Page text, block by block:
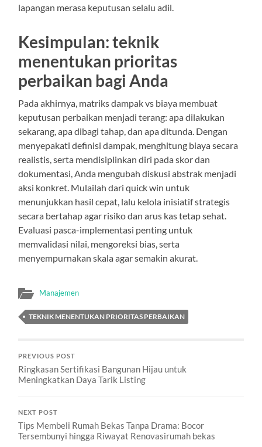
lapangan merasa keputusan selalu adil.
Kesimpulan: teknik
menentukan prioritas
perbaikan bagi Anda
Pada akhirnya, matriks dampak vs biaya membuat
keputusan perbaikan menjadi terang: apa dilakukan
sekarang, apa dibagi tahap, dan apa ditunda. Dengan
menyepakati definisi dampak, menghitung biaya secara
realistis, serta mendisiplinkan diri pada skor dan
dokumentasi, Anda mengubah diskusi abstrak menjadi
aksi konkret. Mulailah dari quick win untuk
menunjukkan hasil cepat, lalu kelola inisiatif strategis
secara bertahap agar risiko dan arus kas tetap sehat.
Evaluasi pasca-implementasi penting untuk
memvalidasi nilai, mengoreksi bias, serta
menyempurnakan skala agar semakin akurat.
Manajemen
TEKNIK MENENTUKAN PRIORITAS PERBAIKAN
PREVIOUS POST
Ringkasan Sertifikasi Bangunan Hijau untuk
Meningkatkan Daya Tarik Listing
NEXT POST
Tips Membeli Rumah Bekas Tanpa Drama: Bocor
Tersembunyi hingga Riwayat Renovasirumah bekas